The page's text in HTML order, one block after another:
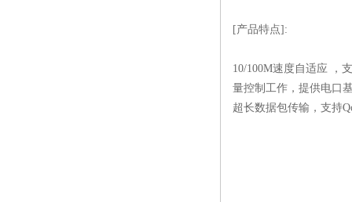
[产品特点]:
10/100M速度自适应 ，
量控制工作，提供电口
超长数据包传输，支持